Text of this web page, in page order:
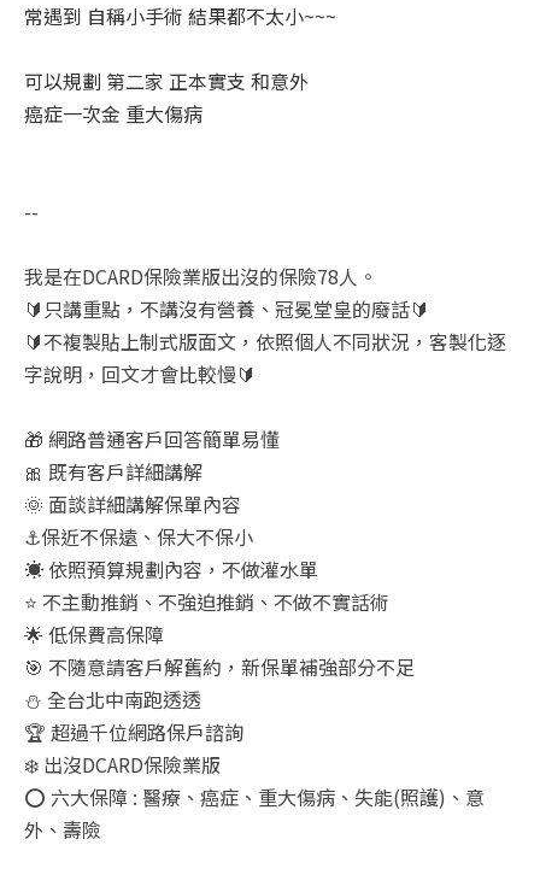
常遇到 自稱小手術 結果都不太小~~~
可以規劃 第二家 正本實支 和意外
癌症一次金 重大傷病
--
我是在DCARD保險業版出沒的保險78人。
🔰只講重點，不講沒有營養、冠冕堂皇的廢話🔰
🔰不複製貼上制式版面文，依照個人不同狀況，客製化逐
字說明，回文才會比較慢🔰
🎁 網路普通客戶回答簡單易懂
🎀 既有客戶詳細講解
🌞 面談詳細講解保單內容
⚓保近不保遠、保大不保小
☀️ 依照預算規劃內容，不做灌水單
⭐ 不主動推銷、不強迫推銷、不做不實話術
🌟 低保費高保障
🎯 不隨意請客戶解舊約，新保單補強部分不足
⛄ 全台北中南跑透透
🏆 超過千位網路保戶諮詢
❄️ 出沒DCARD保險業版
⭕ 六大保障 : 醫療、癌症、重大傷病、失能(照護)、意
外、壽險